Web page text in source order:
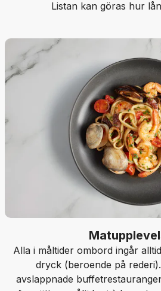
Listan kan göras hur
Alla i måltider ombord ingår
dryck (beroende på
avslappnade